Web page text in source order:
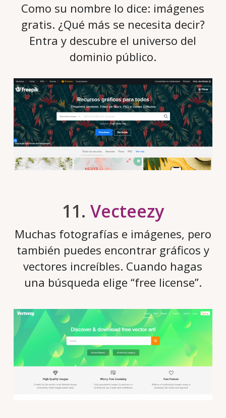
Como su nombre lo dice: imágenes
gratis. ¿Qué más se necesita decir?
Entra y descubre el universo del
dominio público.
11. Vecteezy
Muchas fotografías e imágenes, pero
también puedes encontrar gráficos y
vectores increíbles. Cuando hagas
una búsqueda elige “free license”.